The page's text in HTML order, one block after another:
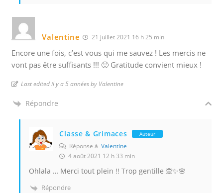
Valentine 21 juillet 2021 16 h 25 min
Encore une fois, c’est vous qui me sauvez ! Les mercis ne
vont pas être suffisants !!! 🙂 Gratitude convient mieux !
Last edited il y a 5 années by Valentine
Répondre
Classe & Grimaces Auteur
Réponse àValentine
4 août 2021 12 h 33 min
Ohlala … Merci tout plein !! Trop gentille 🙊✨🌸
Répondre